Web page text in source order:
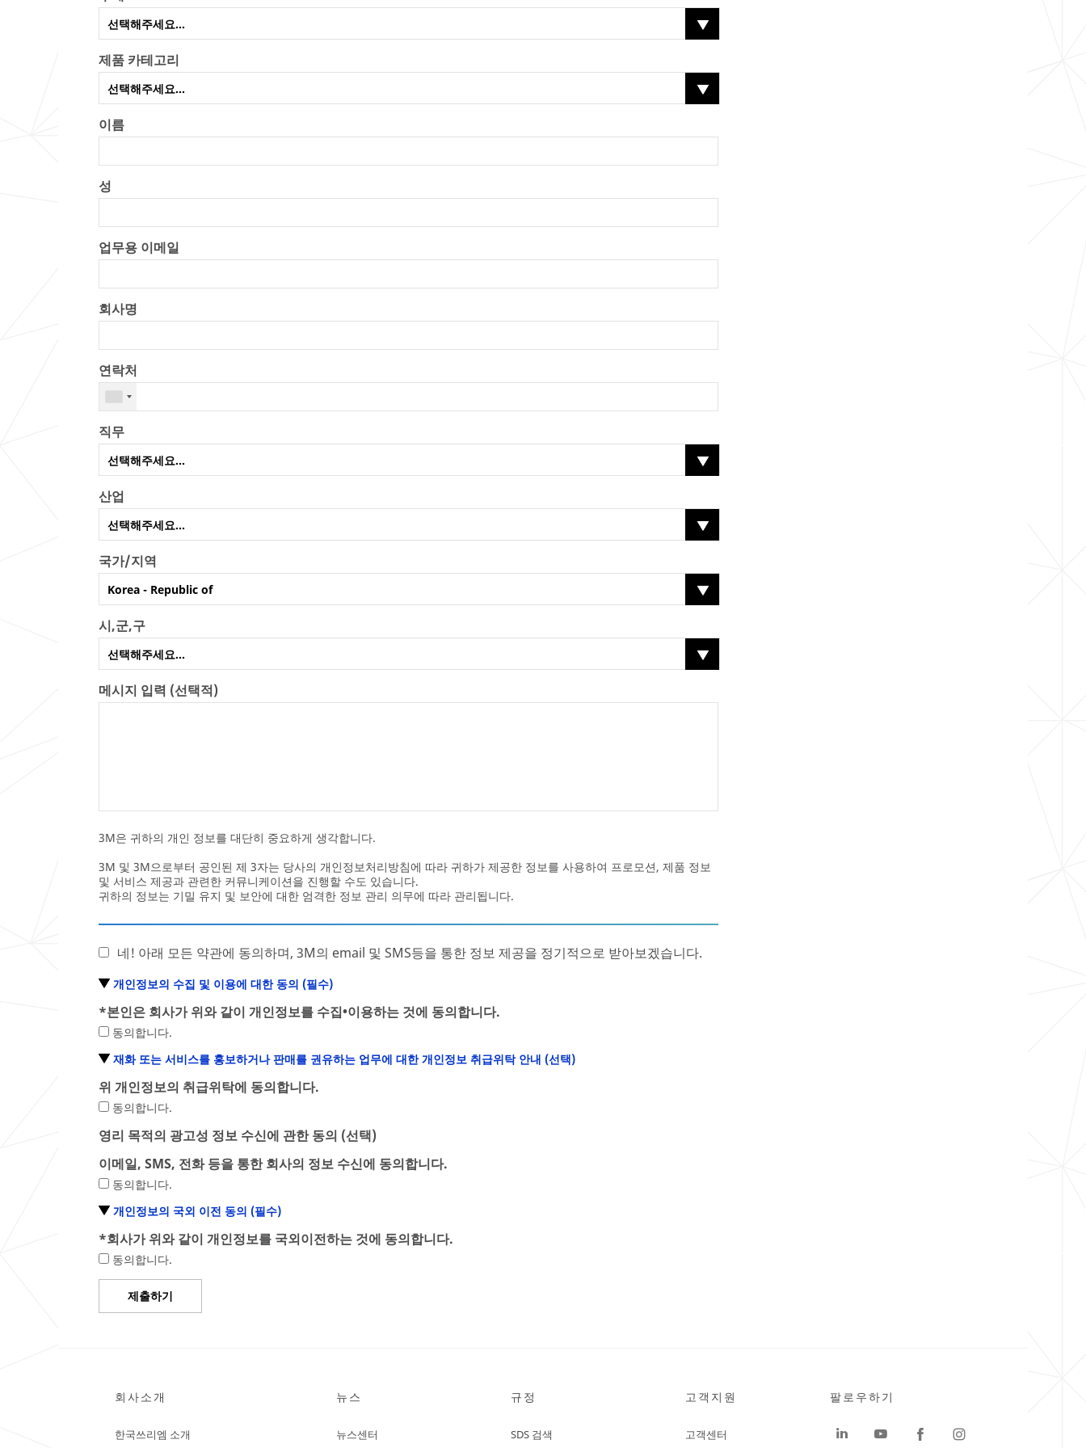
선택해주세요...
제품 카테고리
선택해주세요...
이름
성
업무용 이메일
회사명
연락처
직무
선택해주세요...
"
기
타
"
를
선
택
한
경
우
직
함
을
(
선
택
사
항
)
산업
선택해주세요...
"
기
타
"
를
선
택
하
면
십
시
오
(
선
택
항
)
국가/지역
Korea - Republic of
시,군,구
선택해주세요...
메시지 입력 (선택적)
3M은 귀하의 개인 정보를 대단히 중요하게 생각합니다.
3M 및 3M으로부터 공인된 제 3자는 당사의 개인정보처리방침에 따라 귀하가 제공한 정보를 사용하여 프로모션, 제품 정보
및 서비스 제공과 관련한 커뮤니케이션을 진행할 수도 있습니다.
귀하의 정보는 기밀 유지 및 보안에 대한 엄격한 정보 관리 의무에 따라 관리됩니다.
네! 아래 모든 약관에 동의하며, 3M의 email 및 SMS등을 통한 정보 제공을 정기적으로 받아보겠습니다.
개인정보의 수집 및 이용에 대한 동의 (필수)
*본인은 회사가 위와 같이 개인정보를 수집•이용하는 것에 동의합니다.
동의합니다.
재화 또는 서비스를 홍보하거나 판매를 권유하는 업무에 대한 개인정보 취급위탁 안내 (선택)
위 개인정보의 취급위탁에 동의합니다.
동의합니다.
영리 목적의 광고성 정보 수신에 관한 동의 (선택)
이메일, SMS, 전화 등을 통한 회사의 정보 수신에 동의합니다.
동의합니다.
개인정보의 국외 이전 동의 (필수)
*회사가 위와 같이 개인정보를 국외이전하는 것에 동의합니다.
동의합니다.
제출하기
회사소개
한국쓰리엠 소개
뉴스
뉴스센터
규정
SDS 검색
고객지원
고객센터
팔로우하기